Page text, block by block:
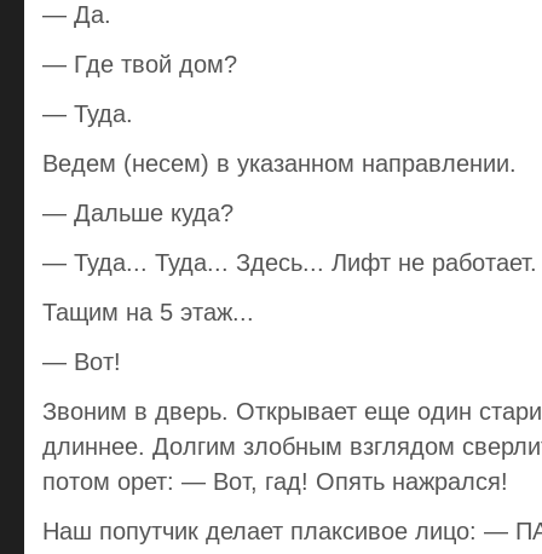
— Да.
— Где твой дом?
— Туда.
Ведем (несем) в указанном направлении.
— Дальше куда?
— Туда... Туда... Здесь... Лифт не работает.
Тащим на 5 этаж...
— Вот!
Звоним в дверь. Открывает еще один
длиннее. Долгим злобным взглядом
потом орет: — Вот, гад! Опять нажрался!
Наш попутчик делает плаксивое лицо: